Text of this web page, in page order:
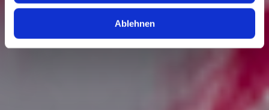
Partner führen diese Informationen möglicherweise mit
weiteren Daten zusammen, die Sie ihnen bereitgestellt
haben oder die sie im Rahmen Ihrer Nutzung der Dienste
gesammelt haben.
Ablehnen